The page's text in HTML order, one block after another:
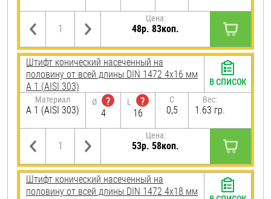
Цена:
48р. 83коп.
Штифт конический насеченный на
половину от всей длины DIN 1472 4х16 мм
А 1 (AISI 303)
Материал
А 1 (AISI 303)
Ø
?
4
L
?
16
C
0,5
Вес:
1.63 гр.
Цена:
53р. 58коп.
В СПИСОК
Штифт конический насеченный на
половину от всей длины DIN 1472 4х18 мм